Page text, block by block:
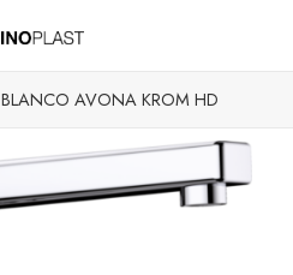
BLANCO AVONA KROM HD